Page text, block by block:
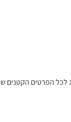
לכל הפרטים הקטנים